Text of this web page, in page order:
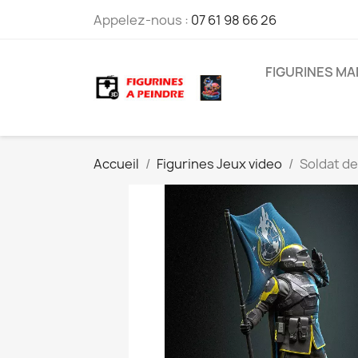
Appelez-nous : 07 61 98 66 26
FIGURINES
Accueil Figurines Jeux video Soldat